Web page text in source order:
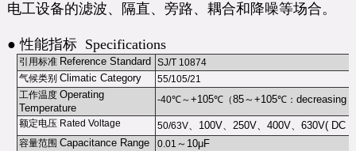
电工设备的滤波、隔直、旁路、耦合和降噪等场合。
● 性能指标 Specifications
引用标准 Reference Standard
SJ/T 10874
气候类别 Climatic Category
55/105/21
工作温度 Operating
Temperature
-40℃～+105℃（85～ +105℃： decreasing
额定电压 Rated Voltage 50/63V、 100V、 250V、 400V、 630V( DC )
容量范围 Capacitance Range 0.01 ～ 10μF